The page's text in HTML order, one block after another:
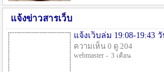
แจ้งข่าวสารเว็บ
แจ้งเว็บล่ม 19:08-19:43
ความเห็น 0 ดู 204
webmaster - 3 เดือน